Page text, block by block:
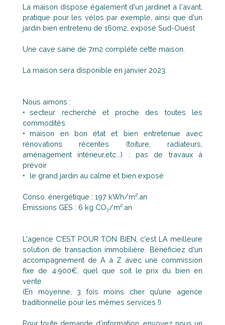
La maison dispose également d'un jardinet à l'avant,
pratique pour les vélos par exemple, ainsi que d'un
jardin bien entretenu de 160m2, exposé Sud-Ouest
Une cave saine de 7m2 complète cette maison.
La maison sera disponible en janvier 2023.
Nous aimons :
secteur recherché et proche des toutes les
commodités
maison en bon état et bien entretenue avec
rénovations récentes (toiture, radiateurs,
aménagement intérieur,etc...) : pas de travaux à
prévoir
le grand jardin au calme et bien exposé
Conso. énergétique : 197 kWh/m².an
Émissions GES : 6 kg CO₂/m².an
L'agence C'EST POUR TON BIEN, c'est LA meilleure
solution de transaction immobilière. Bénéficiez d'un
accompagnement de A à Z avec une commission
fixe de 4.900€, quel que soit le prix du bien en
vente.
(En moyenne, 3 fois moins cher qu’une agence
traditionnelle pour les mêmes services !)
Pour toute demande d'information, envoyez nous un